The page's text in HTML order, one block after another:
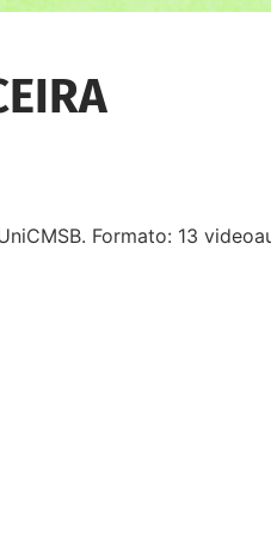
Formato: 13